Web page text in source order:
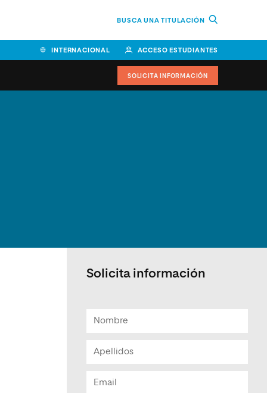
BUSCA UNA TITULACIÓN
INTERNACIONAL ACCESO ESTUDIANTES
SOLICITA INFORMACIÓN
Solicita información